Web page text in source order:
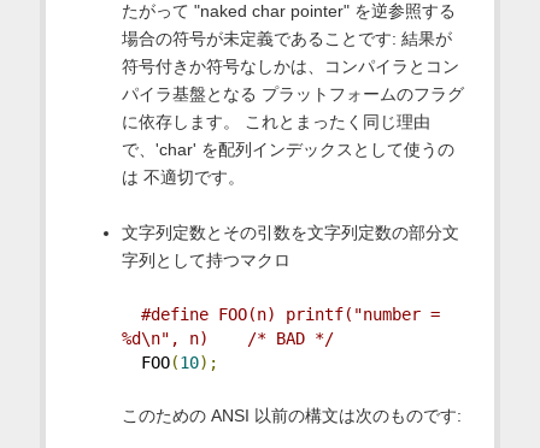
たがって "naked char pointer" を逆参照する
場合の符号が未定義であることです: 結果が
符号付きか符号なしかは、コンパイラとコン
パイラ基盤となる プラットフォームのフラグ
に依存します。 これとまったく同じ理由
で、'char' を配列インデックスとして使うの
は 不適切です。
文字列定数とその引数を文字列定数の部分文
字列として持つマクロ
#define FOO(n) printf("number =
%d\n", n)    /* BAD */
FOO(10);
このための ANSI 以前の構文は次のものです: